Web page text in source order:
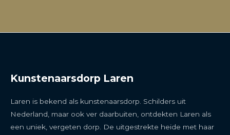
Kunstenaarsdorp Laren
Laren is bekend als kunstenaarsdorp. Schilders uit
Nederland, maar ook ver daarbuiten, ontdekten Laren als
een uniek, vergeten dorp. De uitgestrekte heide met haar